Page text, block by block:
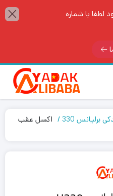
لطفا با شماره
برلیانس 330
اکسل عقب